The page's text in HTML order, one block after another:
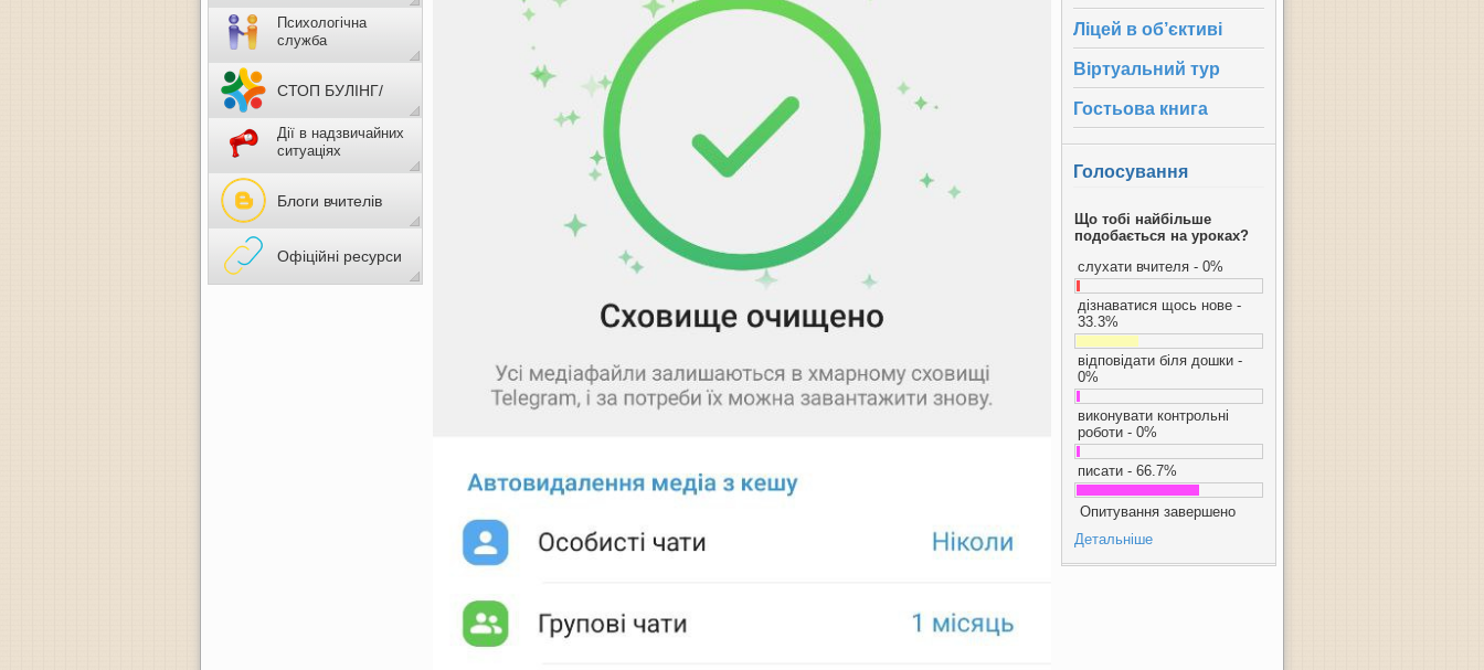
Психологічна
служба
СТОП БУЛІНГ/
НАСИЛЬСТВО
Дії в надзвичайних
ситуаціях
Блоги вчителів
Офіційні ресурси
Ліцей в об’єктиві
Віртуальний тур
Гостьова книга
Голосування
Що тобі найбільше
подобається на уроках?
слухати вчителя - 0%
дізнаватися щось нове -
33.3%
відповідати біля дошки -
0%
виконувати контрольні
роботи - 0%
писати - 66.7%
Опитування завершено
Детальніше